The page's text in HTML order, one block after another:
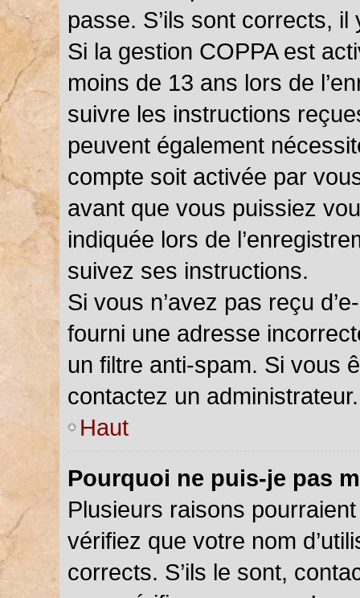
passe. S’ils sont corrects,
Si la gestion COPPA est
moins de 13 ans lors de
suivre les instructions
peuvent également
compte soit activée par
avant que vous puissiez
indiquée lors de
suivez ses instructions.
Si vous n’avez pas reçu
fourni une adresse
un filtre anti-spam. Si vous
contactez un administrateur.
Haut
Pourquoi ne puis-je pas
Plusieurs raisons
vérifiez que votre nom
corrects. S’ils le sont,